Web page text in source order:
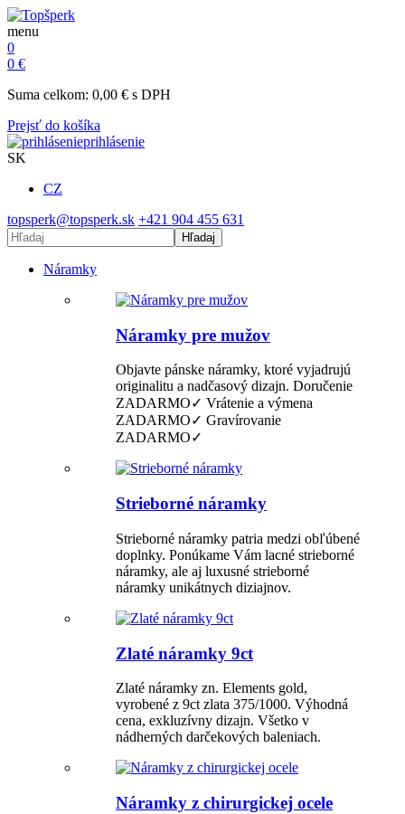
menu
0
0 €
Suma celkom: 0,00 € s DPH
Prejsť do košíka
prihlásenie
SK
CZ
topsperk@topsperk.sk +421 904 455 631
Hľadaj
Náramky
Náramky pre mužov
Objavte pánske náramky, ktoré vyjadrujú
originalitu a nadčasový dizajn. Doručenie
ZADARMO✓ Vrátenie a výmena
ZADARMO✓ Gravírovanie
ZADARMO✓
Strieborné náramky
Strieborné náramky patria medzi obľúbené
doplnky. Ponúkame Vám lacné strieborné
náramky, ale aj luxusné strieborné
náramky unikátnych diziajnov.
Zlaté náramky 9ct
Zlaté náramky zn. Elements gold,
vyrobené z 9ct zlata 375/1000. Výhodná
cena, exkluzívny dizajn. Všetko v
nádherných darčekových baleniach.
Náramky z chirurgickej ocele